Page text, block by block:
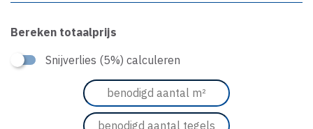
Bereken totaalprijs
Snijverlies (5%) calculeren